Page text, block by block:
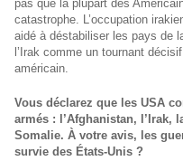
pas que la plupart des
catastrophe. L’occupation
aidé à déstabiliser les pays de
l’Irak comme un tournant
américain.
Vous déclarez que les USA
armés : l’Afghanistan, l’Irak,
Somalie. À votre avis, les
survie des États-Unis ?